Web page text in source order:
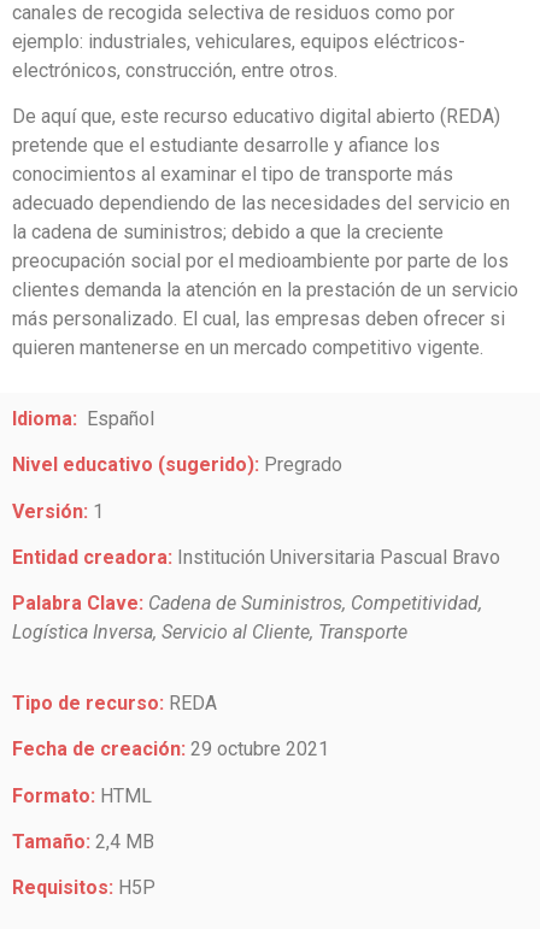
canales de recogida selectiva de residuos como por
ejemplo: industriales, vehiculares, equipos eléctricos-
electrónicos, construcción, entre otros.
De aquí que, este recurso educativo digital abierto (REDA)
pretende que el estudiante desarrolle y afiance los
conocimientos al examinar el tipo de transporte más
adecuado dependiendo de las necesidades del servicio en
la cadena de suministros; debido a que la creciente
preocupación social por el medioambiente por parte de los
clientes demanda la atención en la prestación de un servicio
más personalizado. El cual, las empresas deben ofrecer si
quieren mantenerse en un mercado competitivo vigente.
Idioma: Español
Nivel educativo (sugerido): Pregrado
Versión: 1
Entidad creadora: Institución Universitaria Pascual Bravo
Palabra Clave: Cadena de Suministros, Competitividad,
Logística Inversa, Servicio al Cliente, Transporte
Tipo de recurso: REDA
Fecha de creación: 29 octubre 2021
Formato: HTML
Tamaño: 2,4 MB
Requisitos: H5P